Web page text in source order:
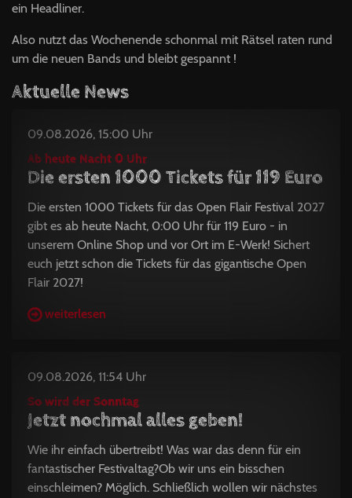
ein Headliner.
Also nutzt das Wochenende schonmal mit Rätsel raten rund
um die neuen Bands und bleibt gespannt !
Aktuelle News
09.08.2026, 15:00 Uhr
Ab heute Nacht 0 Uhr
Die ersten 1000 Tickets für 119 Euro
Die ersten 1000 Tickets für das Open Flair Festival 2027
gibt es ab heute Nacht, 0:00 Uhr für 119 Euro - in
unserem Online Shop und vor Ort im E-Werk! Sichert
euch jetzt schon die Tickets für das gigantische Open
Flair 2027!
weiterlesen
09.08.2026, 11:54 Uhr
So wird der Sonntag
Jetzt nochmal alles geben!
Wie ihr einfach übertreibt! Was war das denn für ein
fantastischer Festivaltag?Ob wir uns ein bisschen
einschleimen? Möglich. Schließlich wollen wir nächstes